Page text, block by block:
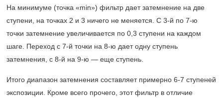
На минимуме (точка «min») фильтр дает затемнение на две
ступени, на точках 2 и 3 ничего не меняется. С 3-й по 7-ю
точки затемнение увеличивается по 0,3 ступени на каждом
шаге. Переход с 7-й точки на 8-ю дает одну ступень
затемнения, с 8-й на 9-ю — еще ступень.
Итого диапазон затемнения составляет примерно 6-7 ступеней
экспозиции. Кроме всего прочего, этот фильтр в отличие